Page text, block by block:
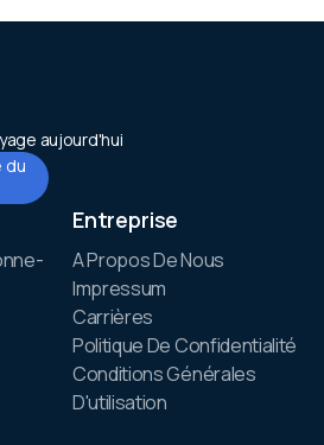
aujourd'hui
du
Entreprise
A Propos De Nous
Impressum
Carrières
Politique De Confidentialité
Conditions Générales
D'utilisation